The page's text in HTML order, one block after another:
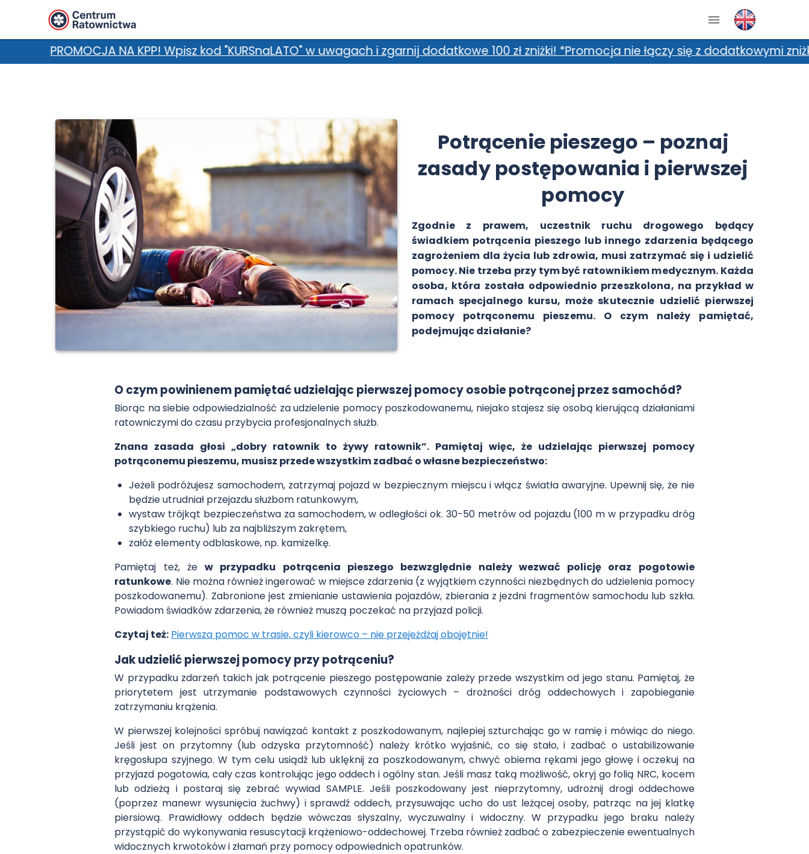
NA KPP! Wpisz kod "KURSnaLATO" w uwagach i zgarnij dodatkowe 100 zł zniżki! *Promocja nie łączy się z dodatkowymi zniżkami, m.in.
Potrącenie pieszego – poznaj
zasady postępowania i pierwszej
pomocy
Zgodnie z prawem, uczestnik ruchu drogowego będący
świadkiem potrącenia pieszego lub innego zdarzenia będącego
zagrożeniem dla życia lub zdrowia, musi zatrzymać się i udzielić
pomocy. Nie trzeba przy tym być ratownikiem medycznym. Każda
osoba, która została odpowiednio przeszkolona, na przykład w
ramach specjalnego kursu, może skutecznie udzielić pierwszej
pomocy potrąconemu pieszemu. O czym należy pamiętać,
podejmując działanie?
O czym powinienem pamiętać udzielając pierwszej pomocy osobie potrąconej przez samochód?
Biorąc na siebie odpowiedzialność za udzielenie pomocy poszkodowanemu, niejako stajesz się osobą kierującą działaniami
ratowniczymi do czasu przybycia profesjonalnych służb.
Znana zasada głosi „dobry ratownik to żywy ratownik”. Pamiętaj więc, że udzielając pierwszej pomocy
potrąconemu pieszemu, musisz przede wszystkim zadbać o własne bezpieczeństwo:
Jeżeli podróżujesz samochodem, zatrzymaj pojazd w bezpiecznym miejscu i włącz światła awaryjne. Upewnij się, że nie
będzie utrudniał przejazdu służbom ratunkowym,
wystaw trójkąt bezpieczeństwa za samochodem, w odległości ok. 30-50 metrów od pojazdu (100 m w przypadku dróg
szybkiego ruchu) lub za najbliższym zakrętem,
załóż elementy odblaskowe, np. kamizelkę.
Pamiętaj też, żew przypadku potrącenia pieszego bezwzględnie należy wezwać policję oraz pogotowie
ratunkowe. Nie można również ingerować w miejsce zdarzenia (z wyjątkiem czynności niezbędnych do udzielenia pomocy
poszkodowanemu). Zabronione jest zmienianie ustawienia pojazdów, zbierania z jezdni fragmentów samochodu lub szkła.
Powiadom świadków zdarzenia, że również muszą poczekać na przyjazd policji.
Czytaj też: Pierwsza pomoc w trasie, czyli kierowco – nie przejeżdżaj obojętnie!
Jak udzielić pierwszej pomocy przy potrąceniu?
W przypadku zdarzeń takich jak potrącenie pieszego postępowanie zależy przede wszystkim od jego stanu. Pamiętaj, że
priorytetem jest utrzymanie podstawowych czynności życiowych – drożności dróg oddechowych i zapobieganie
zatrzymaniu krążenia.
W pierwszej kolejności spróbuj nawiązać kontakt z poszkodowanym, najlepiej szturchając go w ramię i mówiąc do niego.
Jeśli jest on przytomny (lub odzyska przytomność) należy krótko wyjaśnić, co się stało, i zadbać o ustabilizowanie
kręgosłupa szyjnego. W tym celu usiądź lub uklęknij za poszkodowanym, chwyć obiema rękami jego głowę i oczekuj na
przyjazd pogotowia, cały czas kontrolując jego oddech i ogólny stan. Jeśli masz taką możliwość, okryj go folią NRC, kocem
lub odzieżą i postaraj się zebrać wywiad SAMPLE. Jeśli poszkodowany jest nieprzytomny, udrożnij drogi oddechowe
(poprzez manewr wysunięcia żuchwy) i sprawdź oddech, przysuwając ucho do ust leżącej osoby, patrząc na jej klatkę
piersiową. Prawidłowy oddech będzie wówczas słyszalny, wyczuwalny i widoczny. W przypadku jego braku należy
przystąpić do wykonywania resuscytacji krążeniowo-oddechowej. Trzeba również zadbać o zabezpieczenie ewentualnych
widocznych krwotoków i złamań przy pomocy odpowiednich opatrunków.